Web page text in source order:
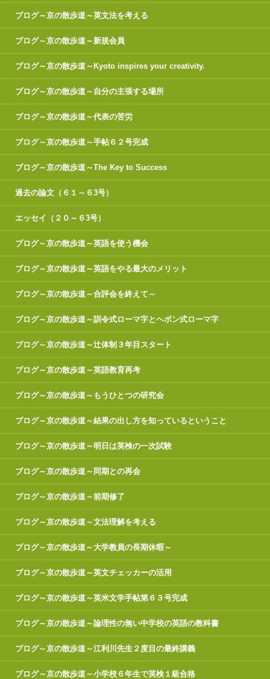
ブログ～京の散歩道～英文法を考える
ブログ～京の散歩道～新規会員
ブログ～京の散歩道～Kyoto inspires your creativity.
ブログ～京の散歩道～自分の主張する場所
ブログ～京の散歩道～代表の苦労
ブログ～京の散歩道～手帖６２号完成
ブログ～京の散歩道～The Key to Success
過去の論文（６１～６3号）
エッセイ（２０～６3号）
ブログ～京の散歩道～英語を使う機会
ブログ～京の散歩道～英語をやる最大のメリット
ブログ～京の散歩道～合評会を終えて～
ブログ～京の散歩道～訓令式ローマ字とヘボン式ローマ字
ブログ～京の散歩道～辻体制３年目スタート
ブログ～京の散歩道～英語教育再考
ブログ～京の散歩道～もうひとつの研究会
ブログ～京の散歩道～結果の出し方を知っているということ
ブログ～京の散歩道～明日は英検の一次試験
ブログ～京の散歩道～同期との再会
ブログ～京の散歩道～前期修了
ブログ～京の散歩道～文法理解を考える
ブログ～京の散歩道～大学教員の長期休暇～
ブログ～京の散歩道～英文チェッカーの活用
ブログ～京の散歩道～英米文学手帖第６３号完成
ブログ～京の散歩道～論理性の無い中学校の英語の教科書
ブログ～京の散歩道～江利川先生２度目の最終講義
ブログ～京の散歩道～小学校６年生で英検１級合格